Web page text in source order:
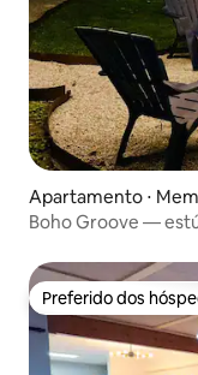
Apartamento ⋅
Boho Groove —
Preferido dos
Preferido dos